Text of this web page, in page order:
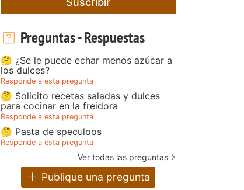
Preguntas - Respuestas
🤔 ¿Se le puede echar menos azúcar a
los dulces?
Responde a esta pregunta
🤔 Solicito recetas saladas y dulces
para cocinar en la freidora
Responde a esta pregunta
🤔 Pasta de speculoos
Responde a esta pregunta
Ver todas las preguntas
Publique una pregunta